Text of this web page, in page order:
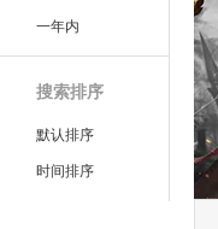
一年内
搜索排序
默认排序
时间排序